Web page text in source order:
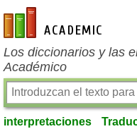
es-academic.com
Los diccionarios y las
Académico
interpretaciones